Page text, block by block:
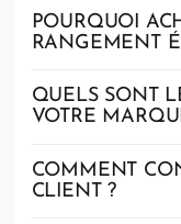
POURQUOI
RANGEMENT
QUELS SONT
VOTRE
COMMENT
CLIENT ?